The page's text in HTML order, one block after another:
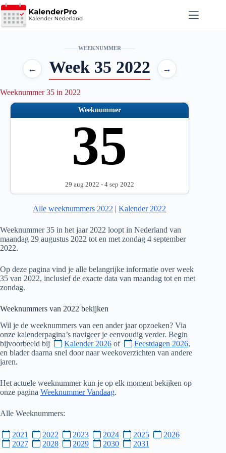
Ga
naar
de
WEEKNUMMER
← Week 35 2022 →
Weeknummer 35 in 2022
Weeknummer
35
29 aug 2022 - 4 sep 2022
Alle weeknummers 2022 |Kalender 2022
Weeknummer 35 in het jaar 2022 loopt in Nederland van
maandag 29 augustus 2022 tot en met zondag 4 september
2022.
Op deze pagina vind je alle belangrijke informatie over week
35 van 2022, inclusief de exacte data van maandag tot en met
zondag.
Weeknummers van 2022 bekijken
Wil je de weeknummers van een ander jaar opzoeken? Via
onze kalenderpagina’s navigeer je eenvoudig verder. Begin
bijvoorbeeld bij
Kalender 2026 of Feestdagen 2026,
en blader daarna snel door naar weekoverzichten van andere
jaren.
Het actuele weeknummer kun je op elk moment bekijken op
onze pagina Weeknummer Vandaag.
Alle Weeknummers:
2021 2022 2023 2024 2025
2026
2027
2028 2029 2030 2031